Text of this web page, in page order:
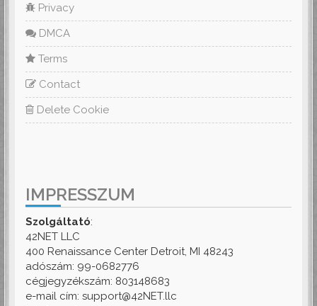
Privacy
DMCA
Terms
Contact
Delete Cookie
IMPRESSZUM
Szolgáltató:
42NET LLC
400 Renaissance Center Detroit, MI 48243
adószám: 99-0682776
cégjegyzékszám: 803148683
e-mail cím: support@42NET.llc